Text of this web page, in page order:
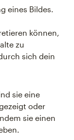
eines Bildes.
können,
zu
sich dein
sie eine
oder
sie einen